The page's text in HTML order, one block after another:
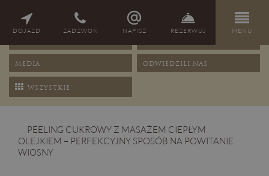
DOJAZD ZADZWOŃ NAPISZ REZERWUJ MENU
NAGRODY
MEDIA ODWIEDZILI NAS
WSZYSTKIE
PEELING CUKROWY Z MASAŻEM CIEPŁYM
OLEJKIEM – PERFEKCYJNY SPOSÓB NA POWITANIE
WIOSNY